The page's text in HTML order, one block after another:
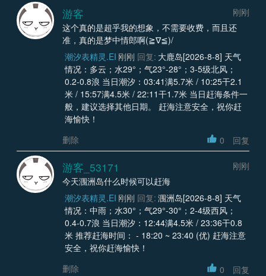
游客
刚刚
这个真的是超乎我的想象，不需要收费，而且还
准，真的是梦中情郎啊(≧∇≦)/
潮汐表精灵.EI 刚刚 回复: 大鹿岛[2026-8-8] 天气
情况：多云；水29°；气23°-28°；3-5级北风；
0.2-0.8浪 当日潮汐：03:41满5.7米 / 10:25干2.1
米 / 15:57满4.5米 / 22:11干1.7米 当日赶海条件一
般，建议选择其他日期。 赶海注意安全，祝你赶
海愉快！
删除
0 回复
游客_53171
刚刚
今天涠洲岛什么时候可以赶海
潮汐表精灵.EI 刚刚 回复: 涠洲岛[2026-8-8] 天气
情况：中雨；水30°；气29°-30°；2-4级西风；
0.4-0.7浪 当日潮汐：12:44满4.5米 / 23:36干0.8
米 推荐赶海时间： - 18:20 ~ 23:40 (优) 赶海注意
安全，祝你赶海愉快！
删除
0 回复